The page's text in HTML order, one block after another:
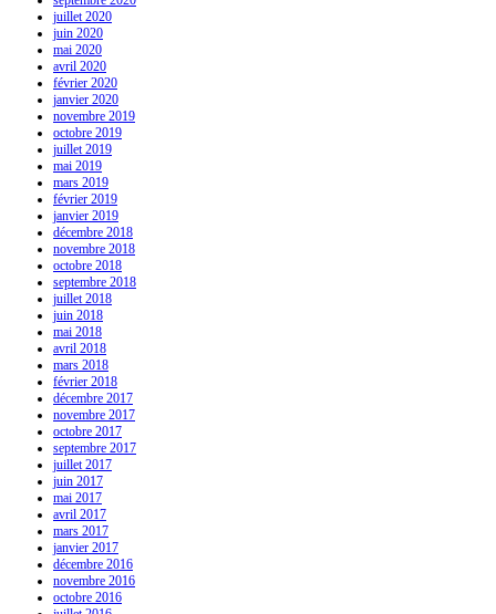
juillet 2020
juin 2020
mai 2020
avril 2020
février 2020
janvier 2020
novembre 2019
octobre 2019
juillet 2019
mai 2019
mars 2019
février 2019
janvier 2019
décembre 2018
novembre 2018
octobre 2018
septembre 2018
juillet 2018
juin 2018
mai 2018
avril 2018
mars 2018
février 2018
décembre 2017
novembre 2017
octobre 2017
septembre 2017
juillet 2017
juin 2017
mai 2017
avril 2017
mars 2017
janvier 2017
décembre 2016
novembre 2016
octobre 2016